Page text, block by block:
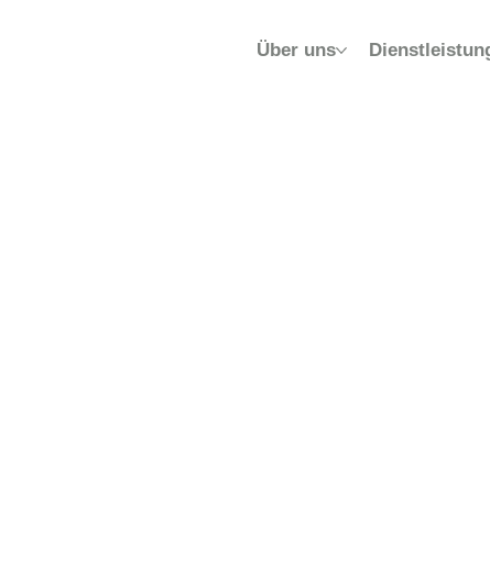
Über uns